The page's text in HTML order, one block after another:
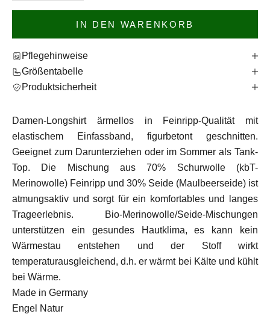
IN DEN WARENKORB
Pflegehinweise
Größentabelle
Produktsicherheit
Damen-Longshirt ärmellos in Feinripp-Qualität mit
elastischem Einfassband, figurbetont geschnitten.
Geeignet zum Darunterziehen oder im Sommer als Tank-
Top. Die Mischung aus 70% Schurwolle (kbT-
Merinowolle) Feinripp und 30% Seide (Maulbeerseide) ist
atmungsaktiv und sorgt für ein komfortables und langes
Trageerlebnis. Bio-Merinowolle/Seide-Mischungen
unterstützen ein gesundes Hautklima, es kann kein
Wärmestau entstehen und der Stoff wirkt
temperaturausgleichend, d.h. er wärmt bei Kälte und kühlt
bei Wärme.
Made in Germany
Engel Natur